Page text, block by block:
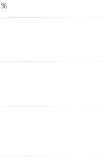
％